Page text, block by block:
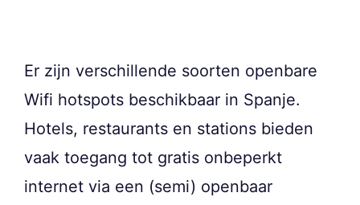
Er zijn verschillende soorten openbare
Wifi hotspots beschikbaar in Spanje.
Hotels, restaurants en stations bieden
vaak toegang tot gratis onbeperkt
internet via een (semi) openbaar